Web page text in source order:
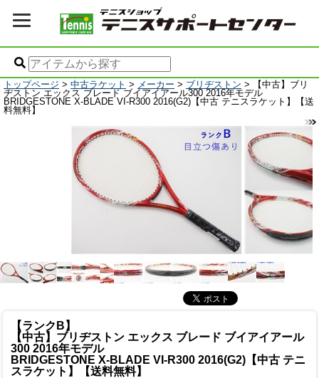
トップページ > 中古ラケット > メーカー > ブリヂストン > 【中古】ブリ
ヂストン エックス ブレード ブイアイアール300 2016年モデル
BRIDGESTONE X-BLADE VI-R300 2016(G2)【中古 テニスラケット】【送
料無料】
【ランクB】
【中古】ブリヂストン エックス ブレード ブイアイアール
300 2016年モデル
BRIDGESTONE X-BLADE VI-R300 2016(G2)【中古 テニ
スラケット】【送料無料】